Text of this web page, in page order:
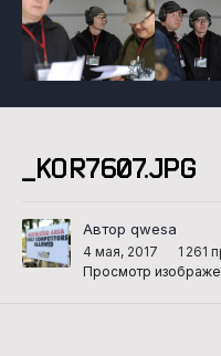
_KOR7607.JPG
Автор qwesa
4 мая, 2017
1 261
Просмотр